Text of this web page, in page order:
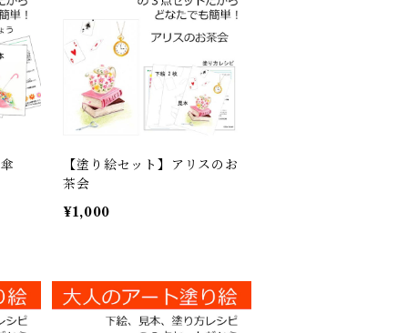
【塗り絵セット】アリスのお
茶会
¥1,000